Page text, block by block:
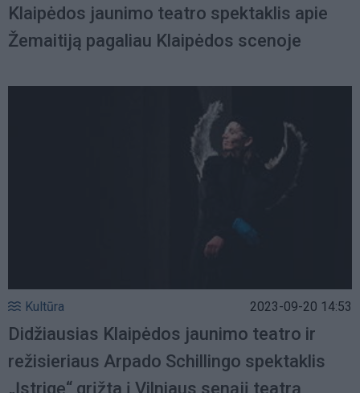
Klaipėdos jaunimo teatro spektaklis apie
Žemaitiją pagaliau Klaipėdos scenoje
Kultūra 2023-09-20 14:53
Didžiausias Klaipėdos jaunimo teatro ir
režisieriaus Arpado Schillingo spektaklis
„Įstrigę“ grįžta į Vilniaus senąjį teatrą